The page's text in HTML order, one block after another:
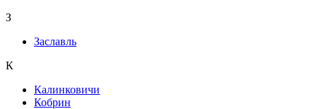
З
Заславль
К
Калинковичи
Кобрин